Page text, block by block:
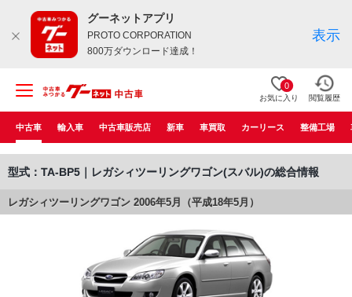
グーネットアプリ
PROTO CORPORATION
800万ダウンロード達成！
表示
0
お気に入り 閲覧履歴
中古車 輸入車 中古車販売店 新車 車買取 カーリース 整備工場
型式：TA-BP5｜レガシィツーリングワゴン(スバル)の総合情報
レガシィツーリングワゴン 2006年5月（平成18年5月）